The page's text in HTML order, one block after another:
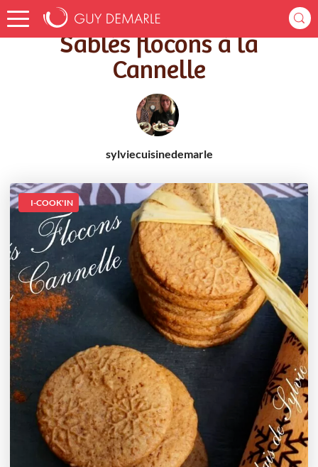
Accueil Recettes Sablés flocons à la Cannelle
Sablés flocons à la
Cannelle
sylviecuisinedemarle
I-COOK'IN